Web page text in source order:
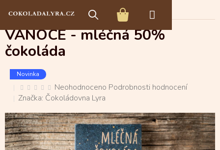
NÁKUPNÍ
KOŠÍK
Vánoce
VÁNOCE - mléčná 50%
čokoláda
Novinka
Průměrné
hodnocení
produktu
je
z
5
hvězdiček.
Neohodnoceno Podrobnosti hodnocení
Značka: Čokoládovna Lyra